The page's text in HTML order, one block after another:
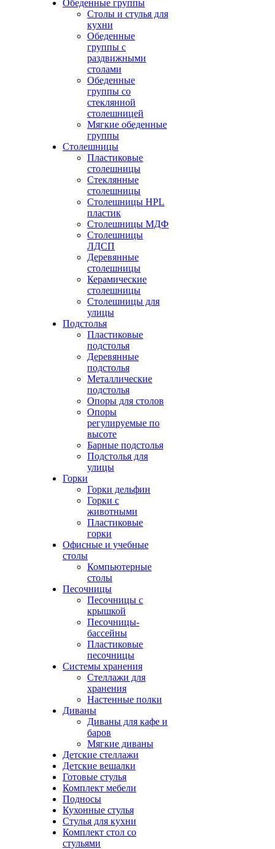
Обеденные группы
Столы и стулья для
кухни
Обеденные
группы с
раздвижными
столами
Обеденные
группы со
стеклянной
столешницей
Мягкие обеденные
группы
Столешницы
Пластиковые
столешницы
Стеклянные
столешницы
Столешницы HPL
пластик
Столешницы МДФ
Столешницы
ЛДСП
Деревянные
столешницы
Керамические
столешницы
Столешницы для
улицы
Подстолья
Пластиковые
подстолья
Деревянные
подстолья
Металлические
подстолья
Опоры для столов
Опоры
регулируемые по
высоте
Барные подстолья
Подстолья для
улицы
Горки
Горки дельфин
Горки с
животными
Пластиковые
горки
Офисные и учебные
столы
Компьютерные
столы
Песочницы
Песочницы с
крышкой
Песочницы-
бассейны
Пластиковые
песочницы
Системы хранения
Стеллажи для
хранения
Настенные полки
Диваны
Диваны для кафе и
баров
Мягкие диваны
Детские стеллажи
Детские вешалки
Готовые стулья
Комплект мебели
Подносы
Кухонные стулья
Стулья для кухни
Комплект стол со
стульями